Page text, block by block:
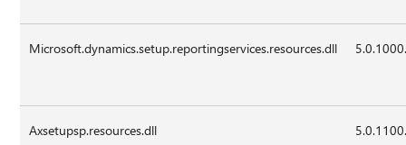
Microsoft.dynamics.setup.reportingservices.resources.dll
Axsetupsp.resources.dll